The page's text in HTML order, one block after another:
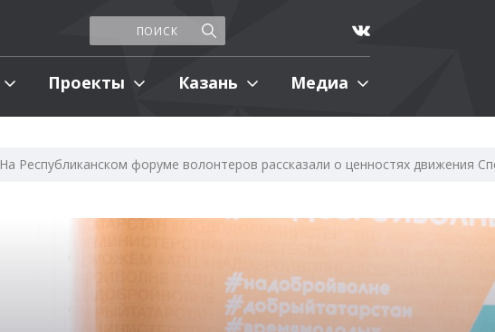
Проекты Казань Медиа
На Республиканском форуме волонтеров рассказали о ценностях движения